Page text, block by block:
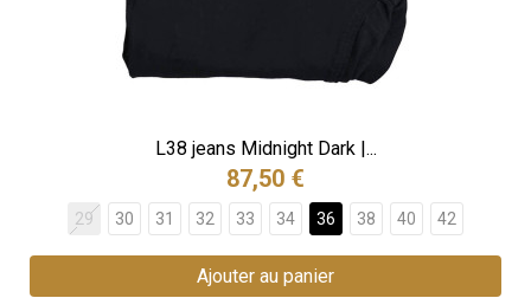
L38 jeans Midnight Dark |...
87,50 €
29 30 31 32 33 34 36 38 40 42
Ajouter au panier